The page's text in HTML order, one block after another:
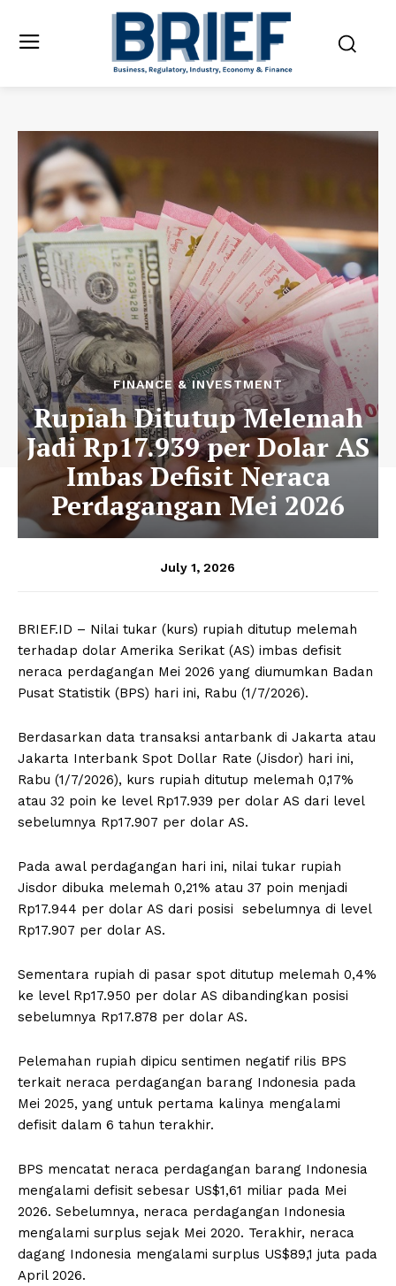
FINANCE & INVESTMENT
Rupiah Ditutup Melemah
Jadi Rp17.939 per Dolar AS
Imbas Defisit Neraca
Perdagangan Mei 2026
July 1, 2026
BRIEF.ID – Nilai tukar (kurs) rupiah ditutup melemah
terhadap dolar Amerika Serikat (AS) imbas defisit
neraca perdagangan Mei 2026 yang diumumkan Badan
Pusat Statistik (BPS) hari ini, Rabu (1/7/2026).
Berdasarkan data transaksi antarbank di Jakarta atau
Jakarta Interbank Spot Dollar Rate (Jisdor) hari ini,
Rabu (1/7/2026), kurs rupiah ditutup melemah 0,17%
atau 32 poin ke level Rp17.939 per dolar AS dari level
sebelumnya Rp17.907 per dolar AS.
Pada awal perdagangan hari ini, nilai tukar rupiah
Jisdor dibuka melemah 0,21% atau 37 poin menjadi
Rp17.944 per dolar AS dari posisi sebelumnya di level
Rp17.907 per dolar AS.
Sementara rupiah di pasar spot ditutup melemah 0,4%
ke level Rp17.950 per dolar AS dibandingkan posisi
sebelumnya Rp17.878 per dolar AS.
Pelemahan rupiah dipicu sentimen negatif rilis BPS
terkait neraca perdagangan barang Indonesia pada
Mei 2025, yang untuk pertama kalinya mengalami
defisit dalam 6 tahun terakhir.
BPS mencatat neraca perdagangan barang Indonesia
mengalami defisit sebesar US$1,61 miliar pada Mei
2026. Sebelumnya, neraca perdagangan Indonesia
mengalami surplus sejak Mei 2020. Terakhir, neraca
dagang Indonesia mengalami surplus US$89,1 juta pada
April 2026.